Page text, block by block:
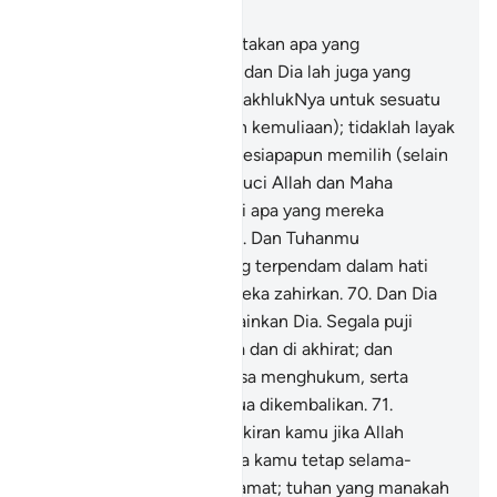
Dan Tuhanmu menciptakan apa yang
dirancangkan berlakunya, dan Dia lah juga yang
memilih (satu-satu dari makhlukNya untuk sesuatu
tugas atau keutamaan dan kemuliaan); tidaklah layak
dan tidaklah berhak bagi sesiapapun memilih (selain
dari pilihan Allah). Maha Suci Allah dan Maha
Tinggilah keadaanNya dari apa yang mereka
. Dan Tuhanmu
mengetahui akan apa yang terpendam dalam hati
mereka dan apa yang mereka zahirkan. 70. Dan Dia
lah Allah tiada Tuhan melainkan Dia. Segala puji
tertentu bagiNya, di dunia dan di akhirat; dan
hanyalah Dia yang berkuasa menghukum, serta
kepadaNyalah kamu semua dikembalikan. 71.
Katakanlah: "Bagaimana fikiran kamu jika Allah
menjadikan malam kepada kamu tetap selama-
lamanya hingga ke hari kiamat; tuhan yang manakah